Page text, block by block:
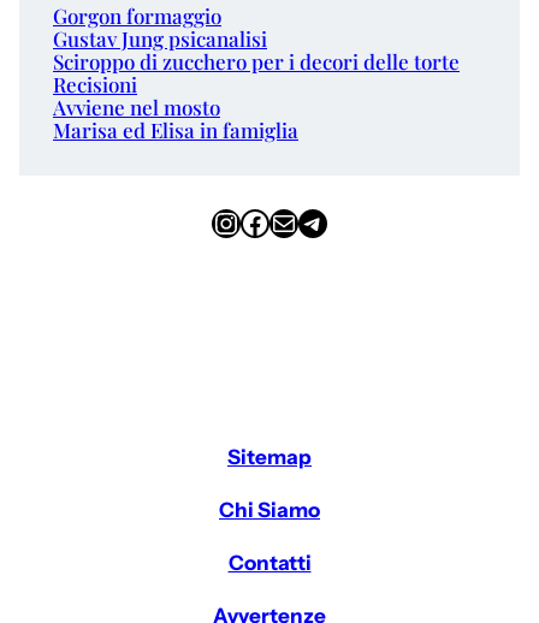
Gorgon formaggio
Gustav Jung psicanalisi
Sciroppo di zucchero per i decori delle torte
Recisioni
Avviene nel mosto
Marisa ed Elisa in famiglia
InstagramFacebook Email Telegram
Sitemap
Chi Siamo
Contatti
Avvertenze